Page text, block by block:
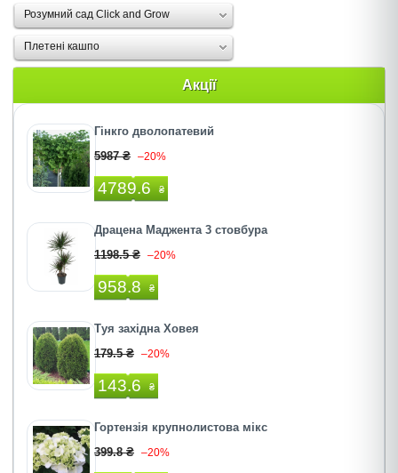
Розумний сад Click and Grow
Плетені кашпо
Акції
Гінкго дволопатевий
5987 ₴ –20%
4789.6 ₴
Драцена Маджента 3 стовбура
1198.5 ₴ –20%
958.8 ₴
Туя західна Ховея
179.5 ₴ –20%
143.6 ₴
Гортензія крупнолистова мікс
399.8 ₴ –20%